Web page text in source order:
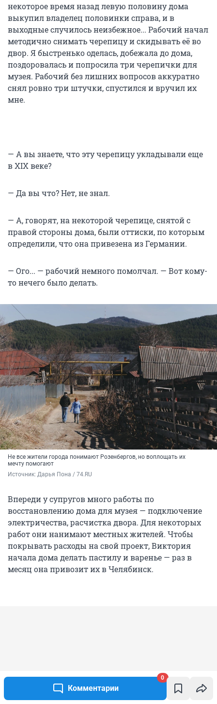
Комментарии
0
некоторое время назад левую половину дома
выкупил владелец половинки справа, и в
выходные случилось неизбежное... Рабочий начал
методично снимать черепицу и скидывать её во
двор. Я быстренько оделась, добежала до дома,
поздоровалась и попросила три черепички для
музея. Рабочий без лишних вопросов аккуратно
снял ровно три штучки, спустился и вручил их
мне.
— А вы знаете, что эту черепицу укладывали еще
в XIX веке?
— Да вы что? Нет, не знал.
— А, говорят, на некоторой черепице, снятой с
правой стороны дома, были оттиски, по которым
определили, что она привезена из Германии.
— Ого... — рабочий немного помолчал. — Вот кому-
то нечего было делать.
Не все жители города понимают Розенбергов, но воплощать их
мечту помогают
Источник: Дарья Пона / 74.RU
Впереди у супругов много работы по
восстановлению дома для музея — подключение
электричества, расчистка двора. Для некоторых
работ они нанимают местных жителей. Чтобы
покрывать расходы на свой проект, Виктория
начала дома делать пастилу и варенье — раз в
месяц она привозит их в Челябинск.